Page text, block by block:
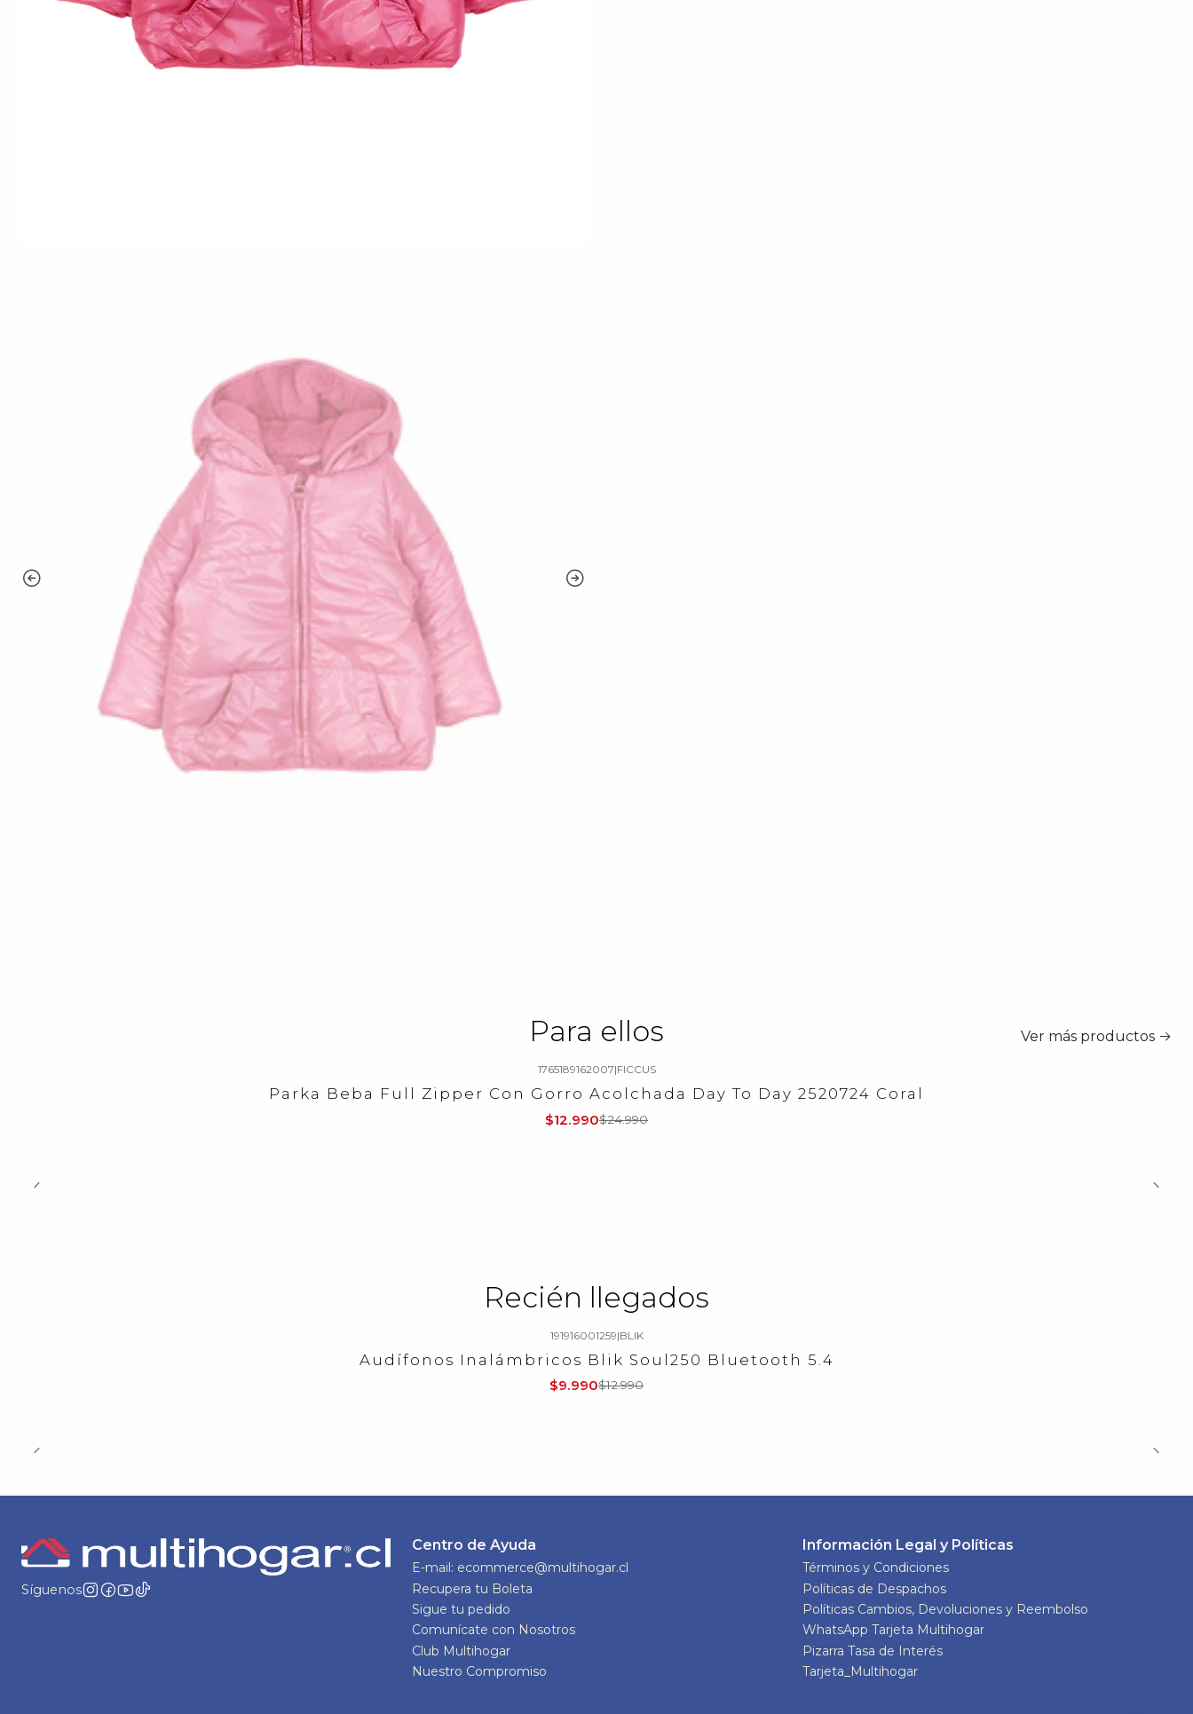
Para ellos Ver más productos
1765189162007|FICCUS
Parka Beba Full Zipper Con Gorro Acolchada Day To Day 2520724 Coral
$12.990$24.990
Recién llegados
191916001259|BLIK
Audífonos Inalámbricos Blik Soul250 Bluetooth 5.4
$9.990$12.990
Síguenos
Centro de Ayuda
E-mail: ecommerce@multihogar.cl
Recupera tu Boleta
Sigue tu pedido
Comunícate con Nosotros
Club Multihogar
Nuestro Compromiso
Información Legal y Políticas
Términos y Condiciones
Políticas de Despachos
Políticas Cambios, Devoluciones y Reembolso
WhatsApp Tarjeta Multihogar
Pizarra Tasa de Interés
Tarjeta_Multihogar